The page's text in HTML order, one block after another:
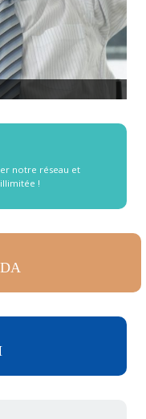
notre réseau et
!